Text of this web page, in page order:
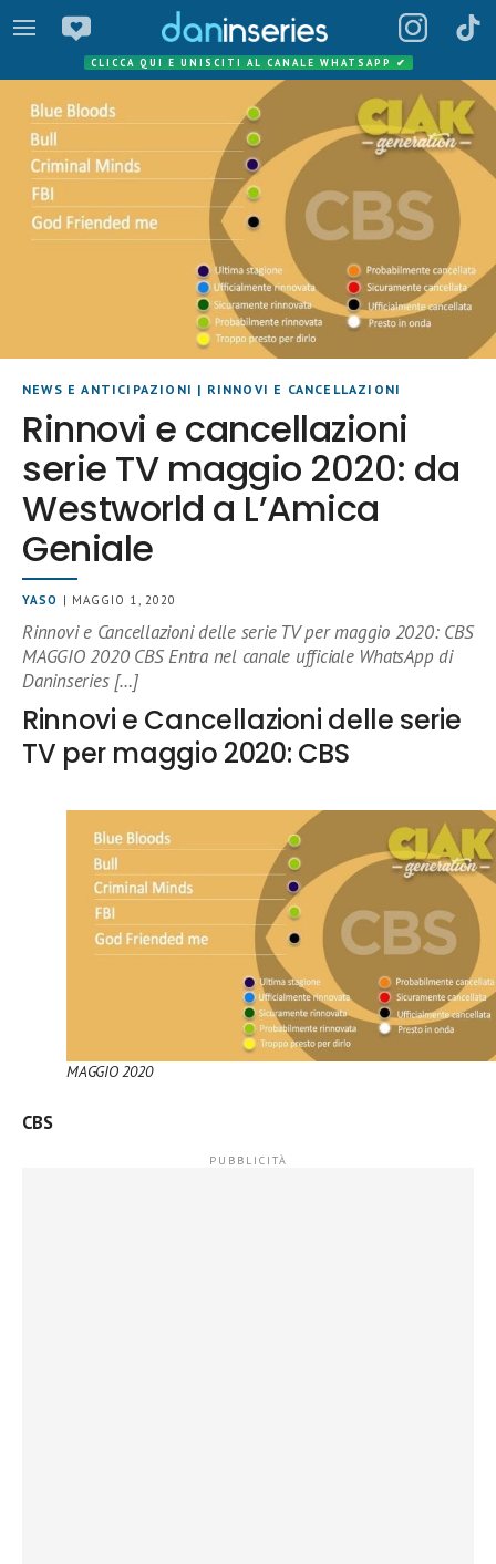
CLICCA QUI E UNISCITI AL CANALE WHATSAPP ✔
NEWS E ANTICIPAZIONI | RINNOVI E CANCELLAZIONI
Rinnovi e cancellazioni
serie TV maggio 2020: da
Westworld a L’Amica
Geniale
YASO | MAGGIO 1, 2020
Rinnovi e Cancellazioni delle serie TV per maggio 2020: CBS
MAGGIO 2020 CBS Entra nel canale ufficiale WhatsApp di
Daninseries […]
Rinnovi e Cancellazioni delle serie
TV per maggio 2020: CBS
MAGGIO 2020
CBS